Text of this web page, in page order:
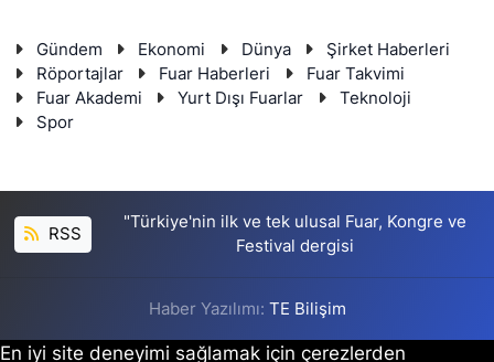
Gündem Ekonomi Dünya
Şirket Haberleri
Röportajlar
Fuar Haberleri
Fuar Takvimi
Fuar Akademi
Yurt Dışı Fuarlar
Teknoloji
Spor
RSS
"Türkiye'nin ilk ve tek ulusal Fuar, Kongre ve
Festival dergisi
Haber Yazılımı: TE Bilişim
En iyi site deneyimi sağlamak için çerezlerden